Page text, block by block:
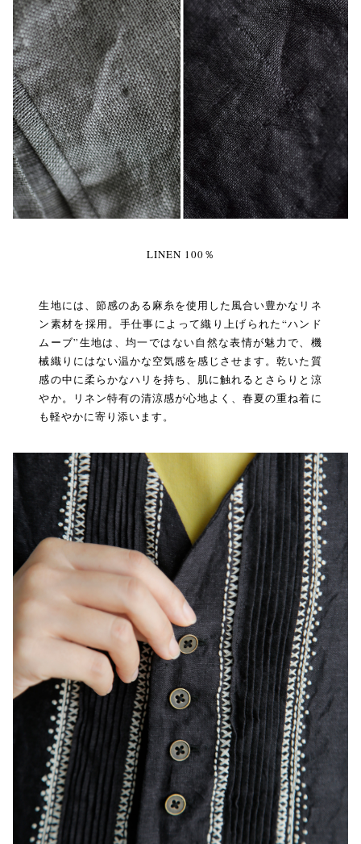
LINEN 100％
生地には、節感のある麻糸を使用した風合い豊かなリネ
ン素材を採用。手仕事によって織り上げられた“ハンド
ムーブ”生地は、均一ではない自然な表情が魅力で、機
械織りにはない温かな空気感を感じさせます。乾いた質
感の中に柔らかなハリを持ち、肌に触れるとさらりと涼
やか。リネン特有の清涼感が心地よく、春夏の重ね着に
も軽やかに寄り添います。